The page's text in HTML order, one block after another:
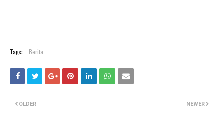
Tags: Berita
NEWER
OLDER